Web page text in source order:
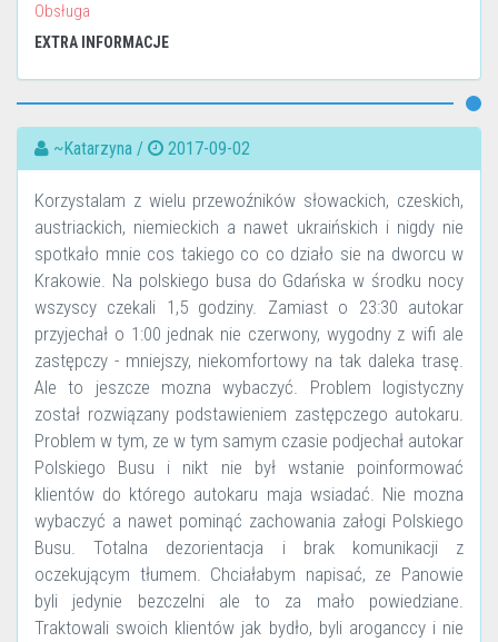
Obsługa
EXTRA INFORMACJE
~Katarzyna / 2017-09-02
Korzystalam z wielu przewoźników słowackich, czeskich,
austriackich, niemieckich a nawet ukraińskich i nigdy nie
spotkało mnie cos takiego co co działo sie na dworcu w
Krakowie. Na polskiego busa do Gdańska w środku nocy
wszyscy czekali 1,5 godziny. Zamiast o 23:30 autokar
przyjechał o 1:00 jednak nie czerwony, wygodny z wifi ale
zastępczy - mniejszy, niekomfortowy na tak daleka trasę.
Ale to jeszcze mozna wybaczyć. Problem logistyczny
został rozwiązany podstawieniem zastępczego autokaru.
Problem w tym, ze w tym samym czasie podjechał autokar
Polskiego Busu i nikt nie był wstanie poinformować
klientów do którego autokaru maja wsiadać. Nie mozna
wybaczyć a nawet pominąć zachowania załogi Polskiego
Busu. Totalna dezorientacja i brak komunikacji z
oczekującym tłumem. Chciałabym napisać, ze Panowie
byli jedynie bezczelni ale to za mało powiedziane.
Traktowali swoich klientów jak bydło, byli aroganccy i nie